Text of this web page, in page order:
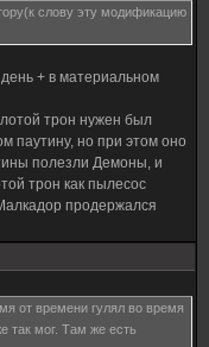
слову эту модификацию
+ в материальном
трон нужен был
паутину, но при этом оно
полезли Демоны, и
трон как пылесос
продержался
от времени гулял во время
так мог. Там же есть